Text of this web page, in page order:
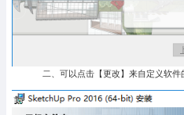
二、可以点击【更改】来自定义软件